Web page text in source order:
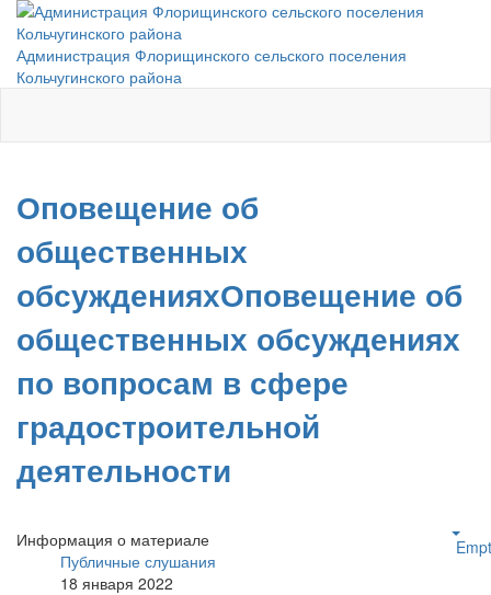
Администрация Флорищинского сельского поселения
Кольчугинского района
Оповещение об
общественных
обсужденияхОповещение об
общественных обсуждениях
по вопросам в сфере
градостроительной
деятельности
Информация о материале
Публичные слушания
18 января 2022